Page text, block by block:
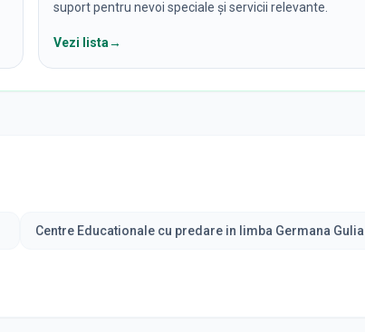
suport pentru nevoi speciale și servicii relevante.
Vezi lista→
Centre Educationale cu predare in limba Germana Gulia